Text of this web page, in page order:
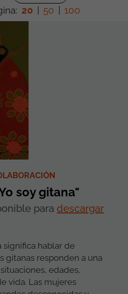
20 50 100
soy gitana"
para descargar
significa hablar de
gitanas responden a una
edades,
vida. Las mujeres